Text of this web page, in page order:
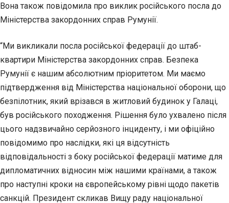
Вона також повідомила про виклик російського посла до
Міністерства закордонних справ Румунії.
“Ми викликали посла російської федерації до штаб-
квартири Міністерства закордонних справ. Безпека
Румунії є нашим абсолютним пріоритетом. Ми маємо
підтвердження від Міністерства національної оборони, що
безпілотник, який врізався в житловий будинок у Галаці,
був російського походження. Рішення було ухвалено після
цього надзвичайно серйозного інциденту, і ми офіційно
повідомимо про наслідки, які ця відсутність
відповідальності з боку російської федерації матиме для
дипломатичних відносин між нашими країнами, а також
про наступні кроки на європейському рівні щодо пакетів
санкцій. Президент скликав Вищу раду національної